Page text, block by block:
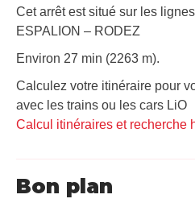
Cet arrêt est situé sur les
ESPALION – RODEZ
Environ 27 min (2263 m).
Calculez votre itinéraire pour
avec les trains ou les cars LiO
Calcul itinéraires et recherche
Bon plan